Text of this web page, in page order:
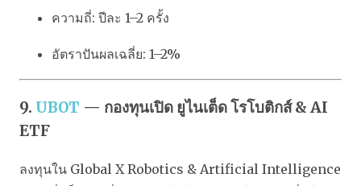
ความถี่: ปีละ 1–2 ครั้ง
อัตราปันผลเฉลี่ย: 1–2%
9. UBOT — กองทุนเปิด ยูไนเต็ด โรโบติกส์ & AI
ETF
ลงทุนใน Global X Robotics & Artificial Intelligence